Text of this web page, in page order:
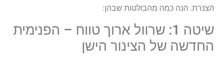
הצנרת. הנה כמה מהבולטות שבהן:
שיטה 1: שרוול ארוך טווח – הפנימית
החדשה של הצינור הישן